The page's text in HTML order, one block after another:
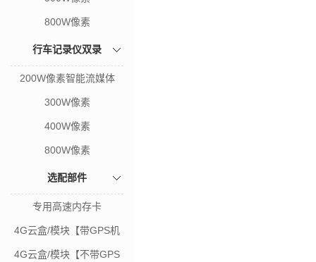
800W像素
行车记录仪双录
200W像素智能流媒体
300W像素
400W像素
800W像素
选配部件
专用高速内存卡
4G云盒/模块【带GPS机
型专用】
4G云盒/模块【不带GPS